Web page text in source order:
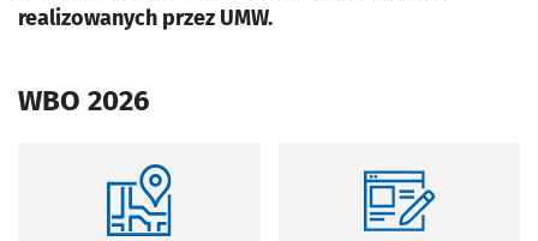
realizowanych przez UMW.
WBO 2026